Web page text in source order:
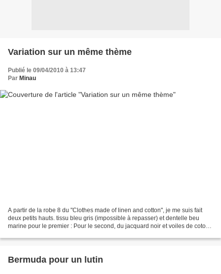
Variation sur un même thème
Publié le 09/04/2010 à 13:47
Par Minau
A partir de la robe 8 du "Clothes made of linen and cotton", je me suis fait
deux petits hauts. tissu bleu gris (impossible à repasser) et dentelle beu
marine pour le premier : Pour le second, du jacquard noir et voiles de coton
Bermuda pour un lutin